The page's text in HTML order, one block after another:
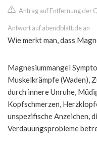
Antrag auf Entfernung der
Antwort auf abendblatt.de an
Wie merkt man, dass
Magnesiummangel
Muskelkrämpfe (Waden),
durch innere Unruhe,
Kopfschmerzen,
unspezifische Anzeichen,
Verdauungsprobleme